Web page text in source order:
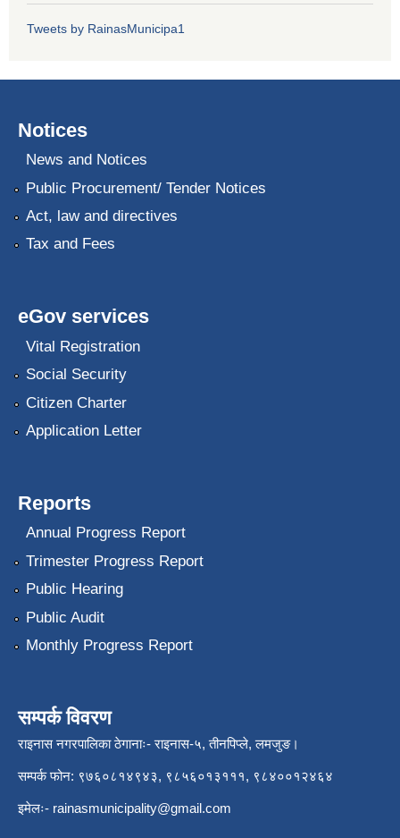
Tweets by RainasMunicipa1
Notices
News and Notices
Public Procurement/ Tender Notices
Act, law and directives
Tax and Fees
eGov services
Vital Registration
Social Security
Citizen Charter
Application Letter
Reports
Annual Progress Report
Trimester Progress Report
Public Hearing
Public Audit
Monthly Progress Report
सम्पर्क विवरण
राइनास नगरपालिका ठेगानाः- राइनास-५, तीनपिप्ले, लमजुङ।
सम्पर्क फोन: ९७६०८१४९४३, ९८५६०१३१११, ९८४००१२४६४
इमेलः- rainasmunicipality@gmail.com